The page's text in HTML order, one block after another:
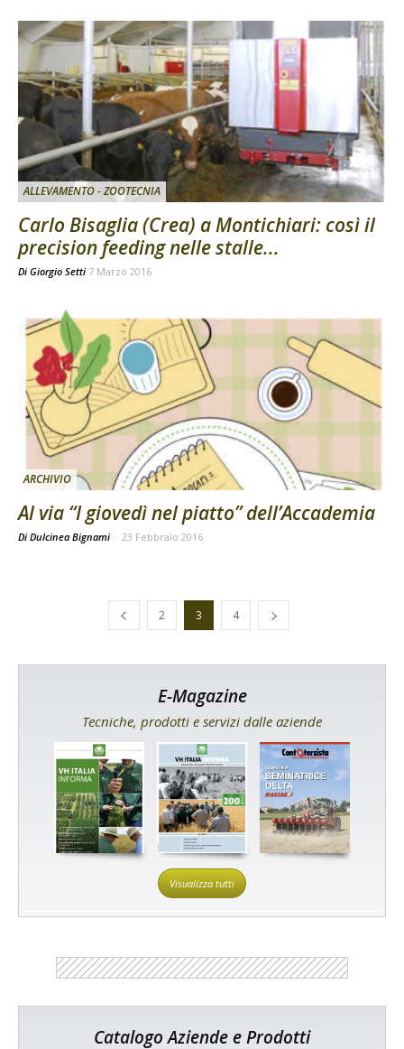
ALLEVAMENTO - ZOOTECNIA
Carlo Bisaglia (Crea) a Montichiari: così il
precision feeding nelle stalle...
Di Giorgio Setti 7 Marzo 2016
ARCHIVIO
Al via “I giovedì nel piatto” dell’Accademia
Di Dulcinea Bignami - 23 Febbraio 2016
2 3 4
E-Magazine
Tecniche, prodotti e servizi dalle aziende
Visualizza tutti
Catalogo Aziende e Prodotti